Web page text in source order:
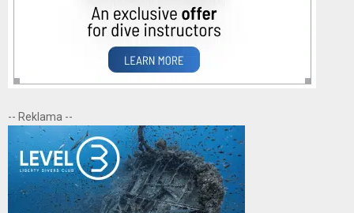
-- Reklama --